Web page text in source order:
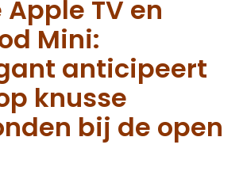
TV en
Mini:
anticipeert
knusse
bij de open